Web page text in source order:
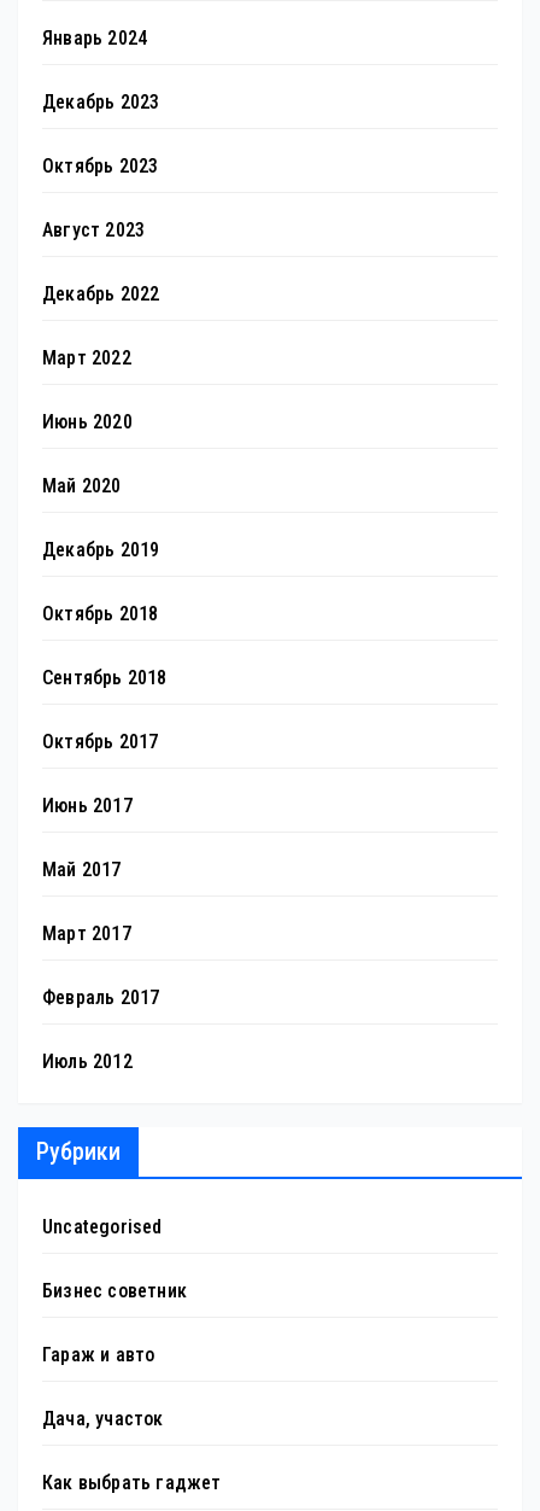
Январь 2024
Декабрь 2023
Октябрь 2023
Август 2023
Декабрь 2022
Март 2022
Июнь 2020
Май 2020
Декабрь 2019
Октябрь 2018
Сентябрь 2018
Октябрь 2017
Июнь 2017
Май 2017
Март 2017
Февраль 2017
Июль 2012
Рубрики
Uncategorised
Бизнес советник
Гараж и авто
Дача, участок
Как выбрать гаджет